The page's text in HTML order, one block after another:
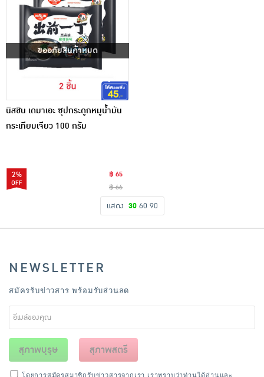
ขออภัยสินค้าหมด
นิสชิน เดมาเอะ ซุปกระดูกหมูน้ำมัน
กระเทียมเจียว 100 กรัม
2%
฿ 65
฿ 66
แสดง 30 60 90
NEWSLETTER
สมัครรับข่าวสาร พร้อมรับส่วนลด
สุภาพบุรุษ สุภาพสตรี
โดยการสมัครสมาชิกรับข่าวสารจากเรา เราทราบว่าท่านได้อ่านและ